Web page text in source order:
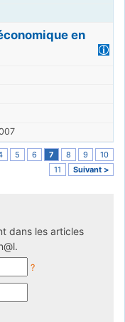
en
5 6 7 8 9
10
11
Suivant >
dans les articles
?